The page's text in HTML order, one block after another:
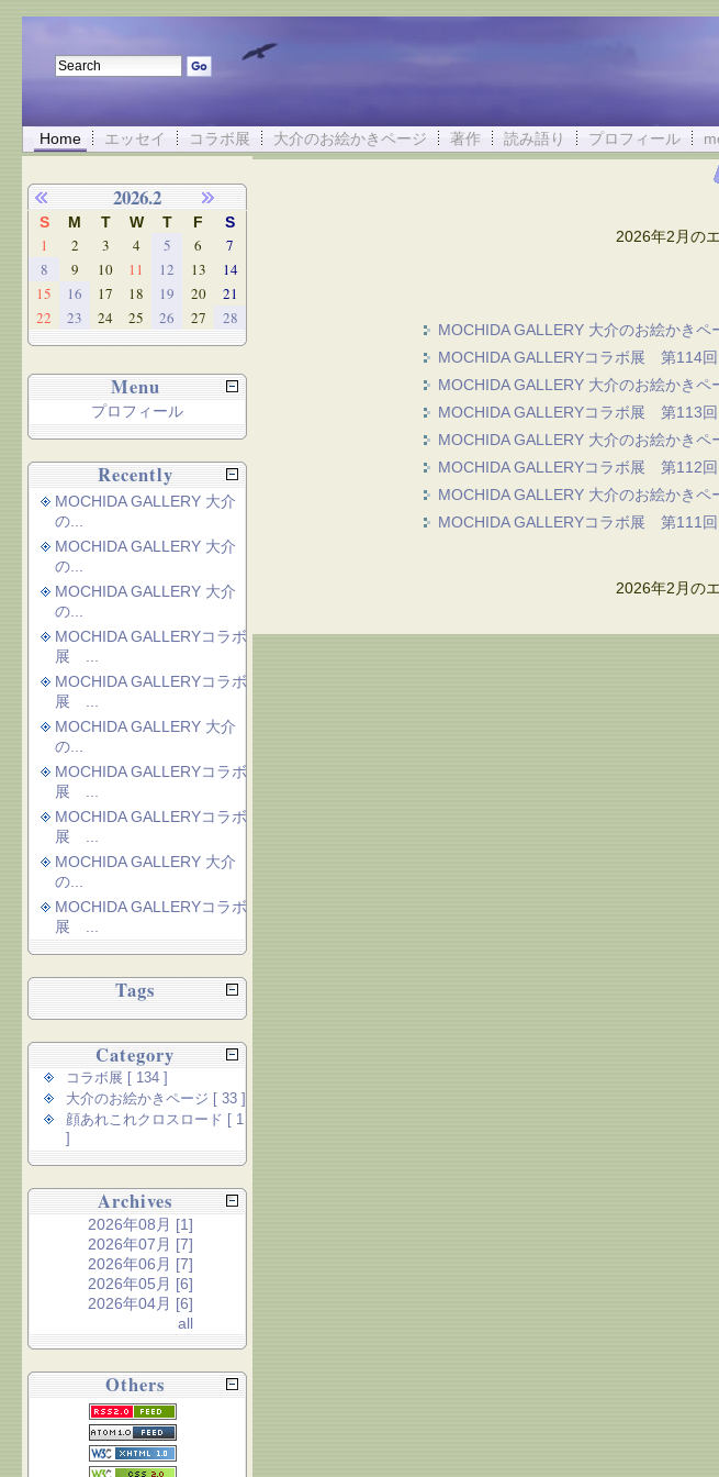
Home エッセイ コラボ展 大介のお絵かきページ 著作 読み語り プロフィール
2026年2月の
MOCHIDA GALLERY 大介のお絵かきペ
MOCHIDA GALLERYコラボ展 第114回
MOCHIDA GALLERY 大介のお絵かきペ
MOCHIDA GALLERYコラボ展 第113回
MOCHIDA GALLERY 大介のお絵かきペ
MOCHIDA GALLERYコラボ展 第112回
MOCHIDA GALLERY 大介のお絵かきペ
MOCHIDA GALLERYコラボ展 第111回
2026年2月の
2026.2
S M T W T F S
1 2 3 4 5 6
7
8
9 10 11 12 13
14
15
16 17 18 19 20
21
22
23 24 25 26 27 28
Menu
プロフィール
Recently
MOCHIDA GALLERY 大介
の...
MOCHIDA GALLERY 大介
の...
MOCHIDA GALLERY 大介
の...
MOCHIDA GALLERYコラボ
展 ...
MOCHIDA GALLERYコラボ
展 ...
MOCHIDA GALLERY 大介
の...
MOCHIDA GALLERYコラボ
展 ...
MOCHIDA GALLERYコラボ
展 ...
MOCHIDA GALLERY 大介
の...
MOCHIDA GALLERYコラボ
展 ...
Tags
Category
コラボ展 [ 134 ]
大介のお絵かきページ [ 33 ]
顔あれこれクロスロード [ 1
Archives
2026年08月 [1]
2026年07月 [7]
2026年06月 [7]
2026年05月 [6]
2026年04月 [6]
all
Others